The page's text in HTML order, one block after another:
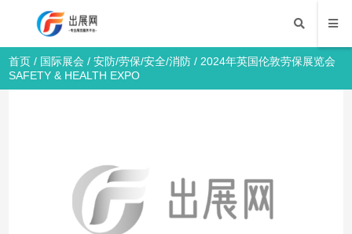
首页 / 国际展会 /安防/劳保/安全/消防 / 2024年英国伦敦劳保展览会
SAFETY & HEALTH EXPO